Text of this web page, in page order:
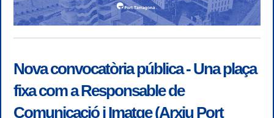
Nova convocatòria pública - Una plaça
fixa com a Responsable de
Comunicació i Imatge (Arxiu Port